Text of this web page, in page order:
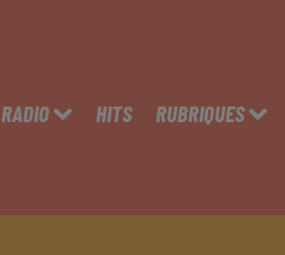
RADIO HITS RUBRIQUES